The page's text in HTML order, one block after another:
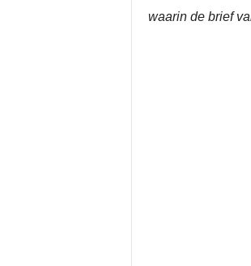
waarin de brief